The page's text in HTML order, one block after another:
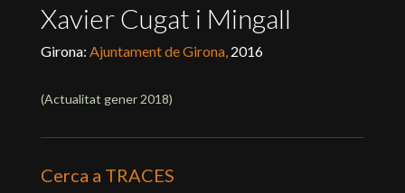
Xavier Cugat i Mingall
Girona: Ajuntament de Girona, 2016
(Actualitat gener 2018)
Cerca a TRACES